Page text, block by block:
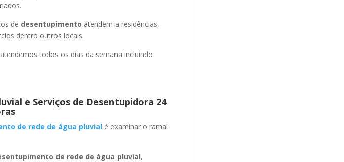
de desentupimento atendem a residências,
dentro outros locais.
todos os dias da semana incluindo
e Serviços de Desentupidora 24
de rede de água pluvialé examinar o ramal
de rede de água pluvial,